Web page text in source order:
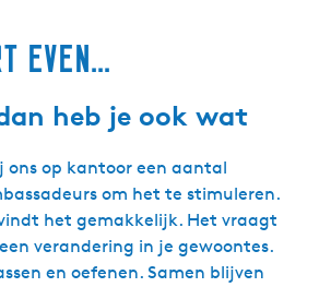
even...
heb je ook wat
ons op kantoor een aantal
om het te stimuleren.
het gemakkelijk. Het vraagt
verandering in je gewoontes.
en oefenen. Samen blijven